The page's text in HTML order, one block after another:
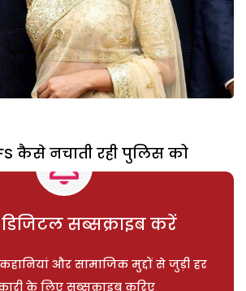
कैसे नचाती रही पुलिस को
डिजिटल सब्सक्राइब करें
और सामाजिक मुद्दों से जुड़ी हर
के लिए सब्सक्राइब करिए